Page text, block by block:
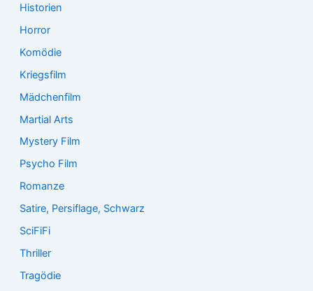
Historien
Horror
Komödie
Kriegsfilm
Mädchenfilm
Martial Arts
Mystery Film
Psycho Film
Romanze
Satire, Persiflage, Schwarz
SciFiFi
Thriller
Tragödie